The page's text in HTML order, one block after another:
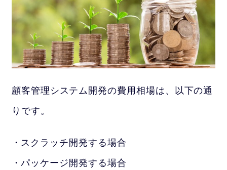
顧客管理システム開発の費用相場は、以下の通
りです。
スクラッチ開発する場合
パッケージ開発する場合